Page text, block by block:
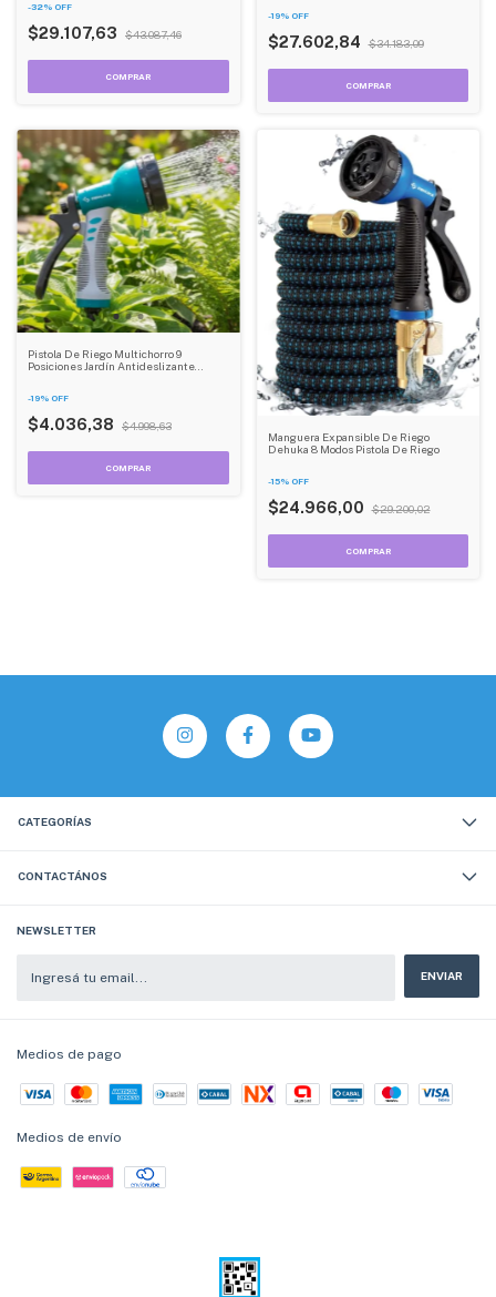
-32% OFF
$29.107,63 $43.087,46
-19% OFF
$27.602,84 $34.183,09
Pistola De Riego Multichorro 9
Posiciones Jardín Antideslizante
-19% OFF
$4.036,38 $4.998,63
Manguera Expansible De Riego
Dehuka 8 Modos Pistola De Riego
-15% OFF
$24.966,00 $29.200,02
CATEGORÍAS
CONTACTÁNOS
NEWSLETTER
Medios de pago
Medios de envío